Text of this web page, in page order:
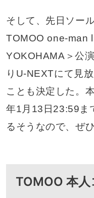
そして、先日ソー
TOMOO one-man
YOKOHAMA＞公
りU-NEXTにて見
ことも決定した。
年1月13日23:59ま
るそうなので、ぜ
TOMOO 本人